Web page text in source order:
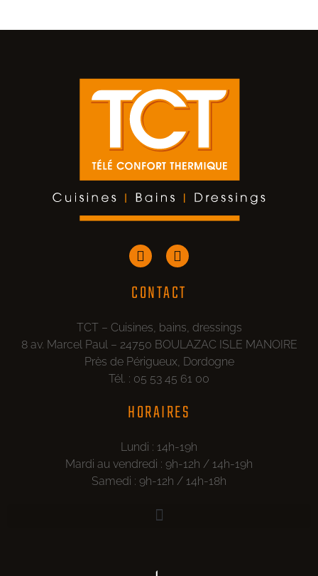
CONTACT
TCT – Cuisines, bains, dressings
8 av. Marcel Paul – 24750 BOULAZAC ISLE MANOIRE
Près de Périgueux, Dordogne
Tél. : 05 53 45 61 00
HORAIRES
Lundi : 14h-19h
Mardi au vendredi : 9h-12h / 14h-19h
Samedi : 9h-12h / 14h-18h